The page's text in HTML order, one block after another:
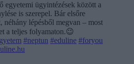
egyetemi ügyintézések között a
is szerepel. Bár elsőre
néhány lépésből megvan – most
a teljes folyamaton.😉
#neptun #eduline #foryou